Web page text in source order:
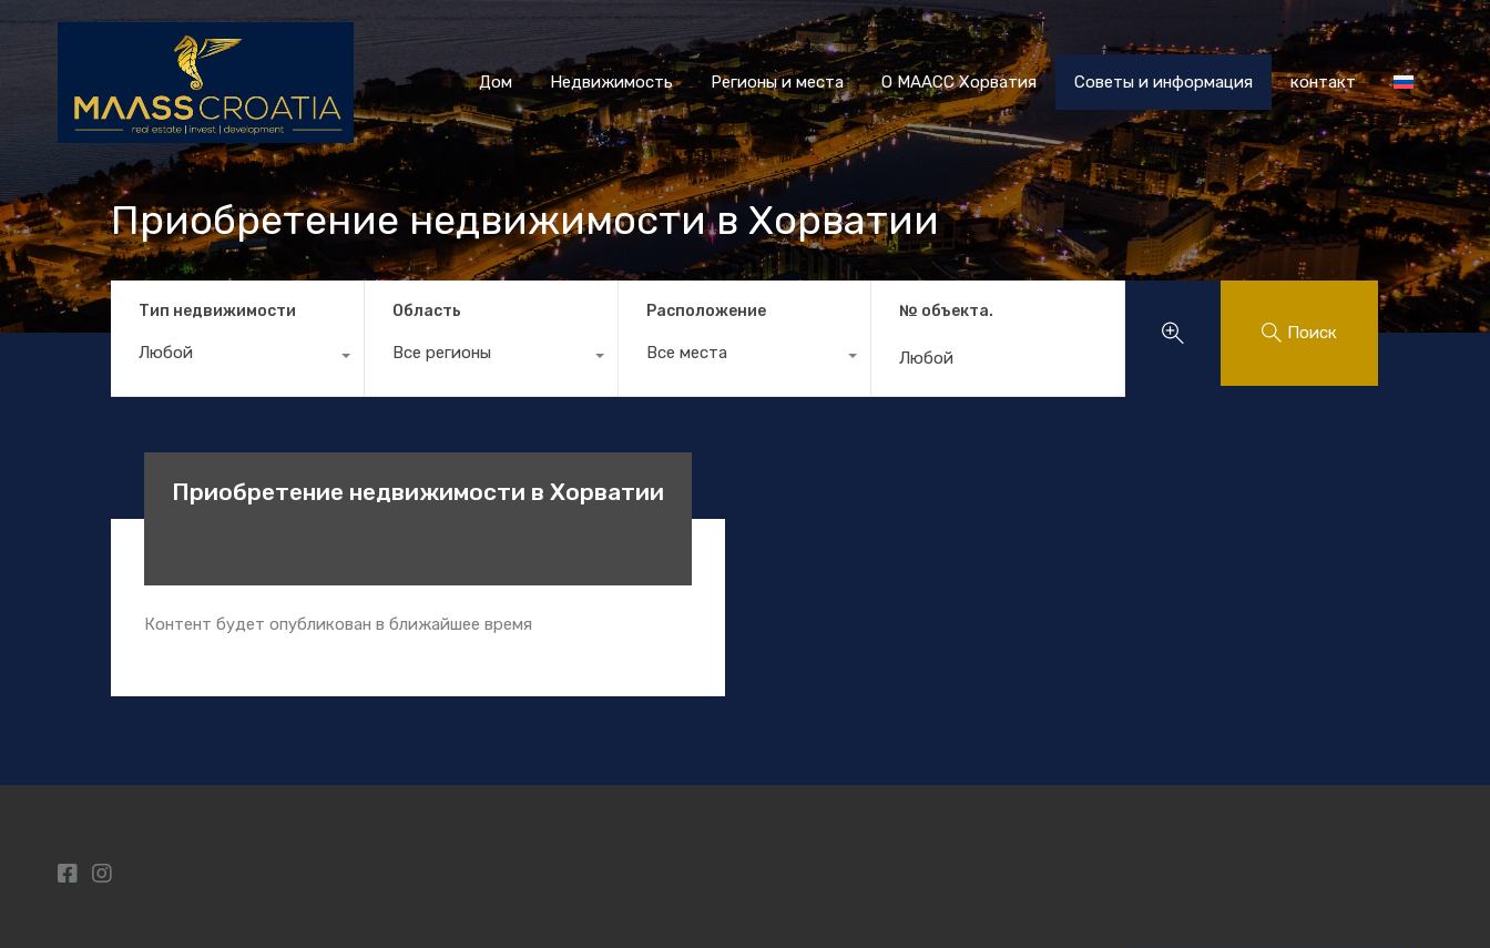
Дом Недвижимость Регионы и места О МААСС Хорватия Советы и информация контакт
Дом Недвижимость Регионы и места О МААСС Хорватия Советы и информация контакт
Приобретение недвижимости в Хорватии
Тип недвижимости
Любой
Область
Все регионы
Расположение
Все места
№ объекта.
Поиск
Приобретение недвижимости в Хорватии
Контент будет опубликован в ближайшее время